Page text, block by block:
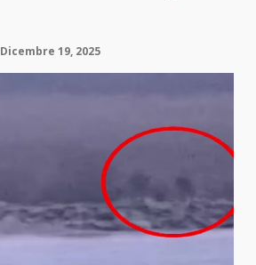
Dicembre 19, 2025